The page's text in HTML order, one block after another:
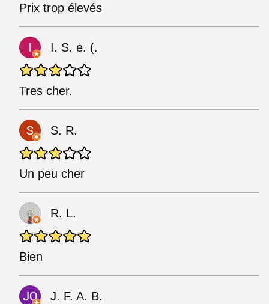
Prix trop élevés
I. S. e. (.
Tres cher.
S. R.
Un peu cher
R. L.
Bien
J. F. A. B.